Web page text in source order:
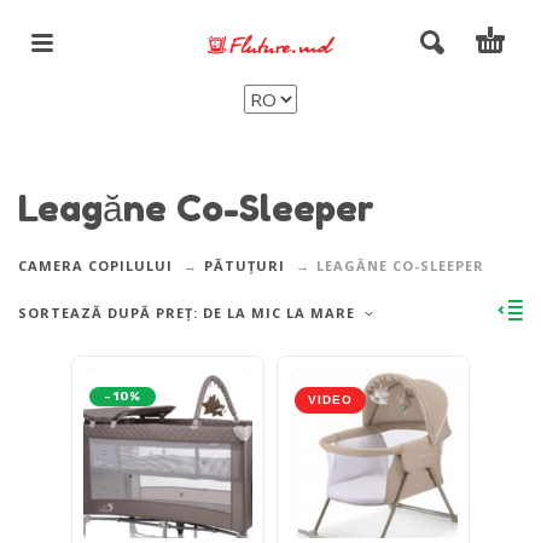
Leagăne Co-Sleeper
CAMERA COPILULUI PĂTUȚURI LEAGĂNE CO-SLEEPER
SORTEAZĂ DUPĂ PREȚ: DE LA MIC LA MARE
-10% VIDEO